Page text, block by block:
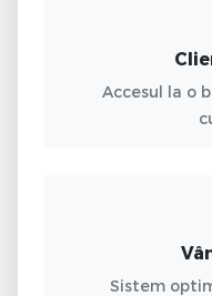
Accesul la o
Sistem